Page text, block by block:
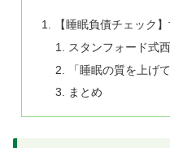
【睡眠負債チェック
スタンフォード式
「睡眠の質を上げ
まとめ